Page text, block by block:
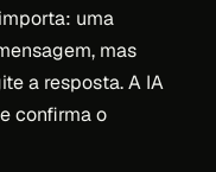
uma
mas
a resposta. A IA
confirma o